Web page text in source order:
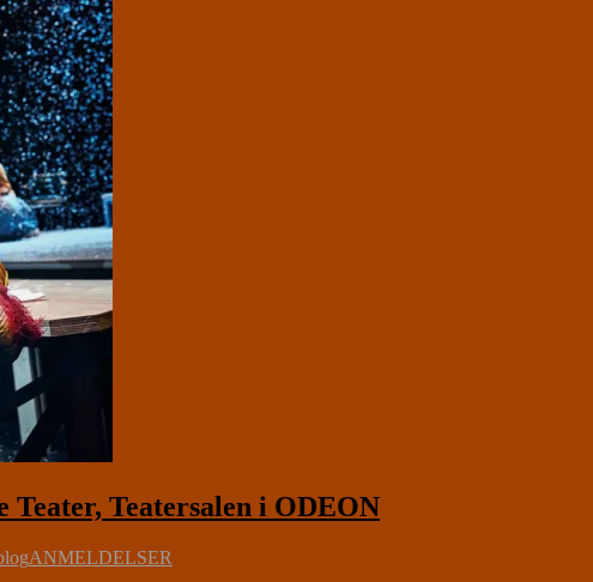
Teater, Teatersalen i ODEON
ANMELDELSER